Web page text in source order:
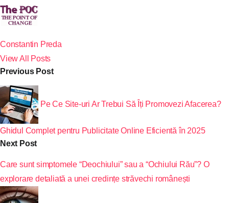
Constantin Preda
View All Posts
Previous Post
Pe Ce Site-uri Ar Trebui Să Îți Promovezi Afacerea?
Ghidul Complet pentru Publicitate Online Eficientă în 2025
Next Post
Care sunt simptomele “Deochiului” sau a “Ochiului Rău”? O
explorare detaliată a unei credințe străvechi românești